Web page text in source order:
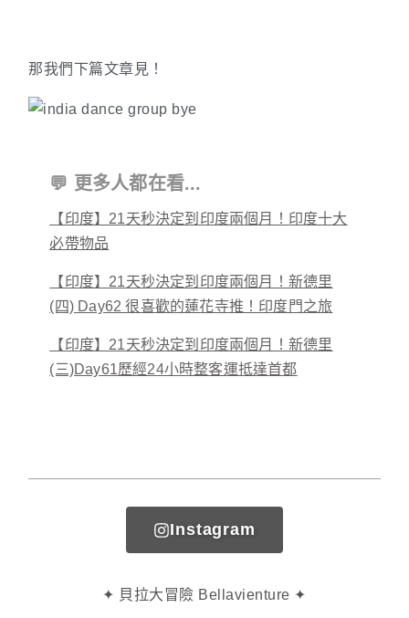
那我們下篇文章見！
💬 更多人都在看...
【印度】21天秒決定到印度兩個月！印度十大
必帶物品
【印度】21天秒決定到印度兩個月！新德里
(四) Day62 很喜歡的蓮花寺推！印度門之旅
【印度】21天秒決定到印度兩個月！新德里
(三)Day61歷經24小時整客運抵達首都
Instagram
✦ 貝拉大冒險 Bellavienture ✦